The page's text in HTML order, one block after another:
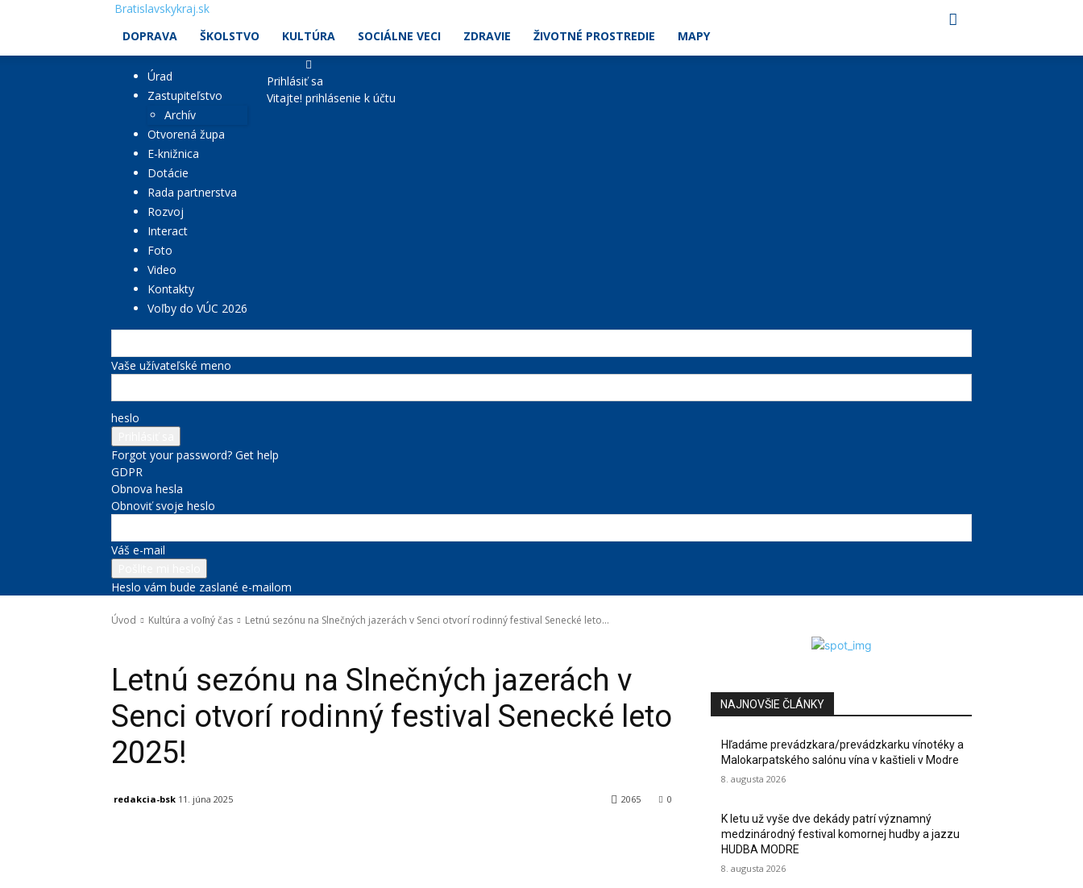
Bratislavskykraj.sk
DOPRAVA
ŠKOLSTVO KULTÚRA SOCIÁLNE VECI ZDRAVIE ŽIVOTNÉ PROSTREDIE MAPY
Úrad
Zastupiteľstvo
Archív
Otvorená župa
E-knižnica
Dotácie
Rada partnerstva
Rozvoj
Interact
Foto
Video
Kontakty
Voľby do VÚC 2026
Prihlásiť sa
Vitajte! prihlásenie k účtu
Vaše užívateľské meno
heslo
Forgot your password? Get help
GDPR
Obnova hesla
Obnoviť svoje heslo
Váš e-mail
Heslo vám bude zaslané e-mailom
Úvod Kultúra a voľný čas Letnú sezónu na Slnečných jazerách v Senci otvorí rodinný festival Senecké leto...
Letnú sezónu na Slnečných jazerách v
Senci otvorí rodinný festival Senecké leto
2025!
redakcia-bsk 11. júna 2025 0
2065
NAJNOVŠIE ČLÁNKY
Hľadáme prevádzkara/prevádzkarku vínotéky a
Malokarpatského salónu vína v kaštieli v Modre
8. augusta 2026
K letu už vyše dve dekády patrí významný
medzinárodný festival komornej hudby a jazzu
HUDBA MODRE
8. augusta 2026